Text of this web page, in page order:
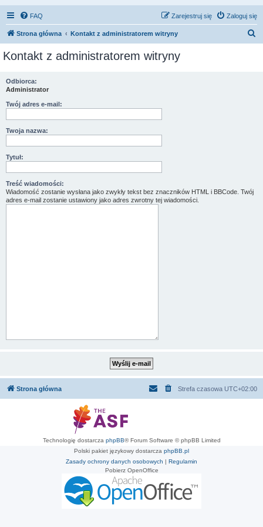
FAQ Zaloguj się
Zarejestruj się
Strona główna Kontakt z administratorem witryny
Kontakt z administratorem witryny
Odbiorca:
Administrator
Twój adres e-mail:
Twoja nazwa:
Tytuł:
Treść wiadomości:
Wiadomość zostanie wysłana jako zwykły tekst bez znaczników HTML i BBCode. Twój
adres e-mail zostanie ustawiony jako adres zwrotny tej wiadomości.
Strona główna Strefa czasowa UTC+02:00
Technologię dostarcza phpBB® Forum Software © phpBB Limited
Polski pakiet językowy dostarcza phpBB.pl
Zasady ochrony danych osobowych | Regulamin
Pobierz OpenOffice